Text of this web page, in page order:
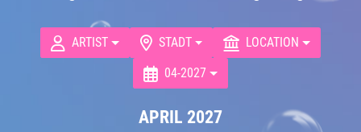
ARTIST STADT
LOCATION
04-2027
APRIL 2027